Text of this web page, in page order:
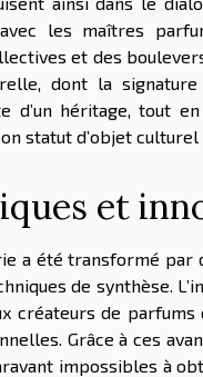
les maîtres
et des
dont la
d’un héritage, tout
statut d’objet
et
a été transformé
de synthèse.
créateurs de
Grâce à ces
impossibles à